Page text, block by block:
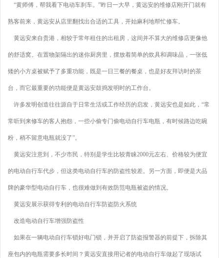
“黄师傅，帮我看下电动车刹车。”昨日一大早，黄远安的维修店刚开门就有
熟客前来，黄远安从店里翻找出合适的工具，开始麻利地帮忙修车。
黄远安来自贵港，相较于常年租住的出租房，这间并不算大的维修店更像他
的舒适窝。在置物架隔出的迷你厨房里，摆放着简单的炊具和调味品，一张低
矮的小方桌被赋予了多重功能，既是一日三餐的餐桌，也是好友拜访时的茶
台，而它最重要的功能便是黄远安鼓捣发明时的工作台。
许多发明创造往往源自于日常生活或工作经历的启发，黄远安也是如此，“常
常听到来修车的客人抱怨，一些小偷专门偷电动自行车电瓶，有时候路边吃碗
粉，稍不留意电瓶就没了”。
黄远安注意到，不少市民，特别是学生比较青睐2000元左右、价格较为便宜
的电动自行车代步，但这类电动自行车的防盗性较差。另一方面，即便是大品
牌的豪华型电动自行车，也很难做到有效防范电瓶被盗的情况。
黄远安展示获得专利的电动自行车防盗防火系统
改造电动自行车增强防盗性
如果在一辆电动自行车锁好电门锁，并开启了防盗报警器的前提下，拆除其
座包内的电瓶需要多长时间？黄远安直接用记者的电动自行车做起了现场试